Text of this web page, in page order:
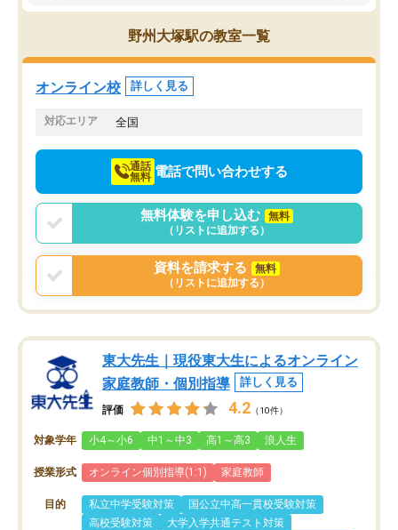
思っていました。何が今足りないのか
を的確に指導いただき、子どももびっ
くりするほど楽しんでやる気を持って
塾を受けています。狙い通り、少しず
つ成績も上がり、苦手意識も無くなっ
てきたので、さらに苦手な数学も追加
でお願いしました。来年の高校受験に
スト、多少お金がかかっ
思い切って入塾してよか
野州大塚駅の教室一覧
オンライン校 詳しく見る
対応エリア 全国
通話
無料 電話で問い合わせする
無料体験を申し込む
無料
（リストに追加する）
資料を請求する
無料
（リストに追加する）
東大先生｜現役東大生によるオンライン
家庭教師・個別指導
詳しく見る
評価 4.2 （10件）
対象学年 小4～小6 中1～中3 高1～高3 浪人生
授業形式 オンライン個別指導(1:1) 家庭教師
目的 私立中学受験対策
国公立中高一貫校受験対策
高校受験対策
大学入学共通テスト対策